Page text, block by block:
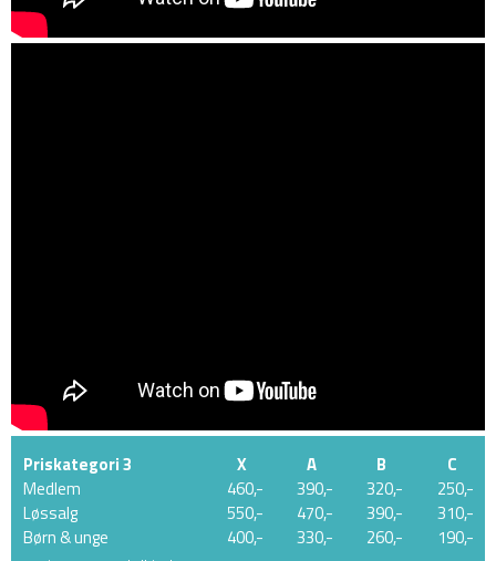
Priskategori 3 X A B
C
Medlem
460,- 390,- 320,-
250,-
Løssalg
550,- 470,- 390,-
310,-
Børn & unge
400,- 330,- 260,- 190,-